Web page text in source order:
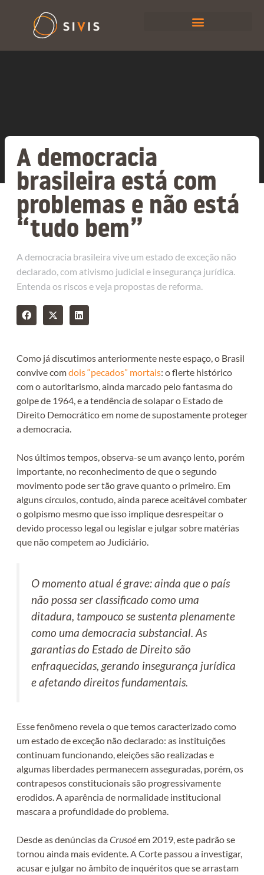
A democracia
brasileira está com
problemas e não está
“tudo bem”
A democracia brasileira vive um estado de exceção não
declarado, com ativismo judicial e insegurança jurídica.
Entenda os riscos e veja propostas de reforma.
Como já discutimos anteriormente neste espaço, o Brasil
convive comdois “pecados” mortais: o flerte histórico
com o autoritarismo, ainda marcado pelo fantasma do
golpe de 1964, e a tendência de solapar o Estado de
Direito Democrático em nome de supostamente proteger
a democracia.
Nos últimos tempos, observa-se um avanço lento, porém
importante, no reconhecimento de que o segundo
movimento pode ser tão grave quanto o primeiro. Em
alguns círculos, contudo, ainda parece aceitável combater
o golpismo mesmo que isso implique desrespeitar o
devido processo legal ou legislar e julgar sobre matérias
que não competem ao Judiciário.
O momento atual é grave: ainda que o país
não possa ser classificado como uma
ditadura, tampouco se sustenta plenamente
como uma democracia substancial. As
garantias do Estado de Direito são
enfraquecidas, gerando insegurança jurídica
e afetando direitos fundamentais.
Esse fenômeno revela o que temos caracterizado como
um estado de exceção não declarado: as instituições
continuam funcionando, eleições são realizadas e
algumas liberdades permanecem asseguradas, porém, os
contrapesos constitucionais são progressivamente
erodidos. A aparência de normalidade institucional
mascara a profundidade do problema.
Desde as denúncias daCrusoéem 2019, este padrão se
tornou ainda mais evidente. A Corte passou a investigar,
acusar e julgar no âmbito de inquéritos que se arrastam